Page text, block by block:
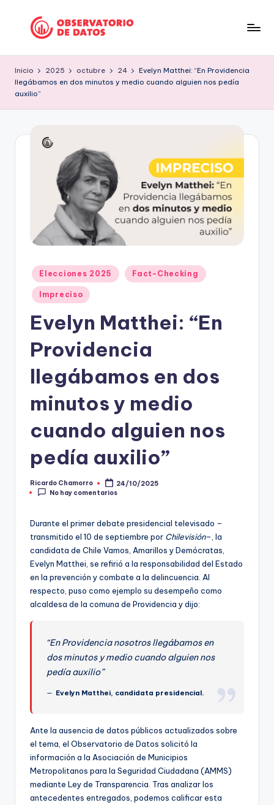
contenido
e
ri
o
d
C
h
ki
free
but
sacred"
Preswitch
Inicio 2025 octubre 24
Evelyn Matthei: “En Providencia
llegábamos en dos minutos y medio cuando alguien nos pedía
auxilio”
Publicado
en
Elecciones 2025 Fact-Checking
Impreciso
Evelyn Matthei: “En
Providencia
llegábamos en dos
minutos y medio
cuando alguien nos
pedía auxilio”
Publicado
por
Ricardo Chamorro
24/10/2025
No hay comentarios
Durante el primer debate presidencial televisado –
transmitido el 10 de septiembre por Chilevisión–, la
candidata de Chile Vamos, Amarillos y Demócratas,
Evelyn Matthei, se refirió a la responsabilidad del Estado
en la prevención y combate a la delincuencia. Al
respecto, puso como ejemplo su desempeño como
alcaldesa de la comuna de Providencia y dijo:
“En Providencia nosotros llegábamos en
dos minutos y medio cuando alguien nos
pedía auxilio”
Evelyn Matthei, candidata presidencial.
Ante la ausencia de datos públicos actualizados sobre
el tema, el Observatorio de Datos solicitó la
información a la Asociación de Municipios
Metropolitanos para la Seguridad Ciudadana (AMMS)
mediante Ley de Transparencia. Tras analizar los
antecedentes entregados, podemos calificar esta